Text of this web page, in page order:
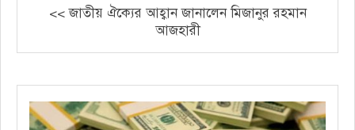
<< জাতীয় ঐক্যের আহ্বান জানালেন মিজানুর রহমান
আজহারী